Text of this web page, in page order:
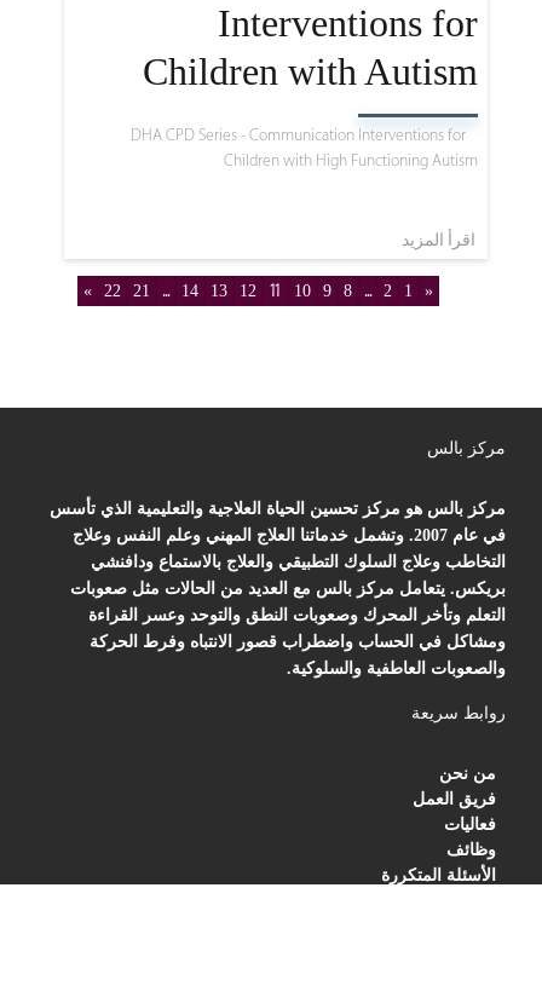
Interventions for
Children with Autism
DHA CPD Series - Communication Interventions for
Children with High Functioning Autism
اقرأ المزيد
«
1
2
...
8
9
10
11
12
13
14
...
21
22
»
مركز بالس
مركز بالس هو مركز تحسين الحياة العلاجية والتعليمية الذي تأسس
في عام 2007. وتشمل خدماتنا العلاج المهني وعلم النفس وعلاج
التخاطب وعلاج السلوك التطبيقي والعلاج بالاستماع ودافنشي
بريكس. يتعامل مركز بالس مع العديد من الحالات مثل صعوبات
التعلم وتأخر المحرك وصعوبات النطق والتوحد وعسر القراءة
ومشاكل في الحساب واضطراب قصور الانتباه وفرط الحركة
والصعوبات العاطفية والسلوكية.
روابط سريعة
من نحن
فريق العمل
فعاليات
وظائف
الأسئلة المتكررة